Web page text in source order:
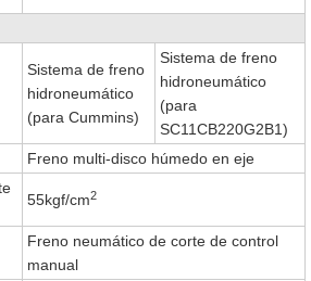
Sistema de freno
hidroneumático
(para Cummins)
Sistema de freno
hidroneumático
(para
SC11CB220G2B1)
Freno multi-disco húmedo en eje
55kgf/cm2
Freno neumático de corte de control
manual